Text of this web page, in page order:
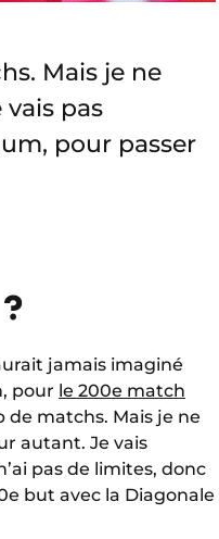
Mais je ne
pas
pour passer
jamais imaginé
pour le 200e match
de matchs. Mais je ne
autant. Je vais
pas de limites, donc
but avec la Diagonale